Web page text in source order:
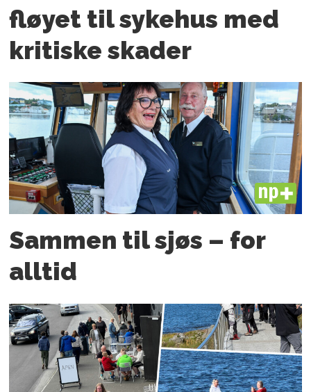
fløyet til sykehus med
kritiske skader
PLUS
Sammen til sjøs – for
alltid